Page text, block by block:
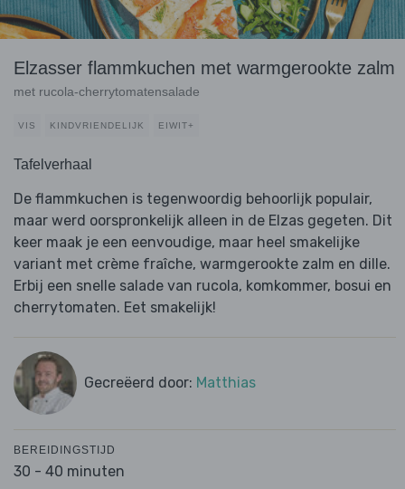
Elzasser flammkuchen met warmgerookte zalm
met rucola-cherrytomatensalade
VIS KINDVRIENDELIJK EIWIT+
Tafelverhaal
De flammkuchen is tegenwoordig behoorlijk populair,
maar werd oorspronkelijk alleen in de Elzas gegeten. Dit
keer maak je een eenvoudige, maar heel smakelijke
variant met crème fraîche, warmgerookte zalm en dille.
Erbij een snelle salade van rucola, komkommer, bosui en
cherrytomaten. Eet smakelijk!
Gecreëerd door: Matthias
BEREIDINGSTIJD
30 - 40 minuten